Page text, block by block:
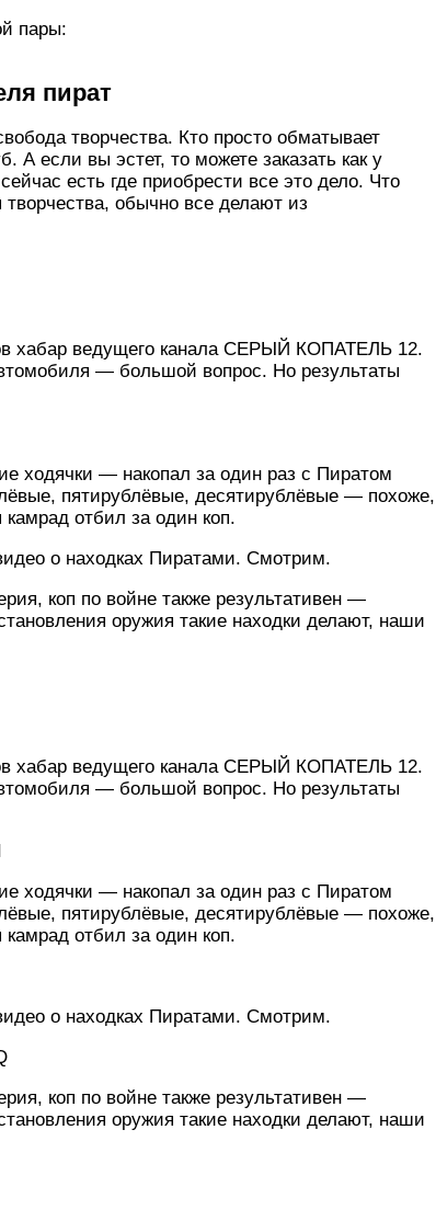
пары:
пират
творчества. Кто просто обматывает
А если вы эстет, то можете заказать как у
есть где приобрести все это дело. Что
творчества, обычно все делают из
хабар ведущего канала СЕРЫЙ КОПАТЕЛЬ 12.
— большой вопрос. Но результаты
ходячки — накопал за один раз с Пиратом
пятирублёвые, десятирублёвые — похоже,
отбил за один коп.
о находках Пиратами. Смотрим.
коп по войне также результативен —
оружия такие находки делают, наши
хабар ведущего канала СЕРЫЙ КОПАТЕЛЬ 12.
— большой вопрос. Но результаты
ходячки — накопал за один раз с Пиратом
пятирублёвые, десятирублёвые — похоже,
отбил за один коп.
о находках Пиратами. Смотрим.
коп по войне также результативен —
оружия такие находки делают, наши